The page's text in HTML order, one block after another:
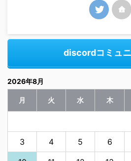
discordコミュ
2026年8月
月 火 水 木
3 4 5 6